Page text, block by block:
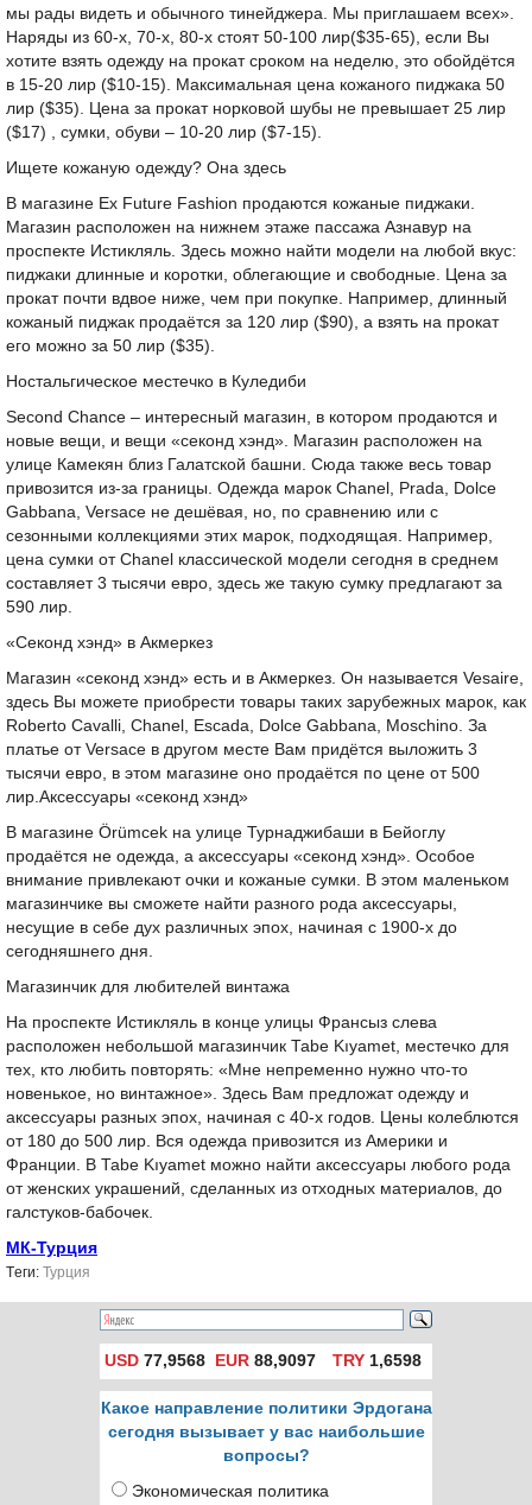
мы рады видеть и обычного тинейджера. Мы приглашаем всех».
Наряды из 60-х, 70-х, 80-х стоят 50-100 лир($35-65), если Вы
хотите взять одежду на прокат сроком на неделю, это обойдётся
в 15-20 лир ($10-15). Максимальная цена кожаного пиджака 50
лир ($35). Цена за прокат норковой шубы не превышает 25 лир
($17) , сумки, обуви – 10-20 лир ($7-15).
Ищете кожаную одежду? Она здесь
В магазине Ex Future Fashion продаются кожаные пиджаки.
Магазин расположен на нижнем этаже пассажа Азнавур на
проспекте Истикляль. Здесь можно найти модели на любой вкус:
пиджаки длинные и коротки, облегающие и свободные. Цена за
прокат почти вдвое ниже, чем при покупке. Например, длинный
кожаный пиджак продаётся за 120 лир ($90), а взять на прокат
его можно за 50 лир ($35).
Ностальгическое местечко в Куледиби
Second Chance – интересный магазин, в котором продаются и
новые вещи, и вещи «секонд хэнд». Магазин расположен на
улице Камекян близ Галатской башни. Сюда также весь товар
привозится из-за границы. Одежда марок Chanel, Prada, Dolce
Gabbana, Versace не дешёвая, но, по сравнению или c
сезонными коллекциями этих марок, подходящая. Например,
цена сумки от Chanel классической модели сегодня в среднем
составляет 3 тысячи евро, здесь же такую сумку предлагают за
590 лир.
«Секонд хэнд» в Акмеркез
Магазин «секонд хэнд» есть и в Акмеркез. Он называется Vesaire,
здесь Вы можете приобрести товары таких зарубежных марок, как
Roberto Cavalli, Chanel, Escada, Dolce Gabbana, Moschino. За
платье от Versace в другом месте Вам придётся выложить 3
тысячи евро, в этом магазине оно продаётся по цене от 500
лир.Аксессуары «секонд хэнд»
В магазине Örümcek на улице Турнаджибаши в Бейоглу
продаётся не одежда, а аксессуары «секонд хэнд». Особое
внимание привлекают очки и кожаные сумки. В этом маленьком
магазинчике вы сможете найти разного рода аксессуары,
несущие в себе дух различных эпох, начиная с 1900-х до
сегодняшнего дня.
Магазинчик для любителей винтажа
На проспекте Истикляль в конце улицы Франсыз слева
расположен небольшой магазинчик Tabe Kıyamet, местечко для
тех, кто любить повторять: «Мне непременно нужно что-то
новенькое, но винтажное». Здесь Вам предложат одежду и
аксессуары разных эпох, начиная с 40-х годов. Цены колеблются
от 180 до 500 лир. Вся одежда привозится из Америки и
Франции. В Tabe Kıyamet можно найти аксессуары любого рода
от женских украшений, сделанных из отходных материалов, до
галстуков-бабочек.
МК-Турция
Tеги: Турция
USD 77,9568 EUR 88,9097 TRY1,6598
Какое направление политики Эрдогана
сегодня вызывает у вас наибольшие
вопросы?
Экономическая политика